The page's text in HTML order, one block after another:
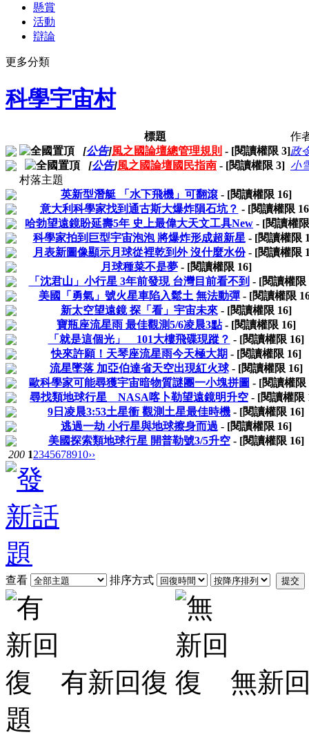
懸賞
活動
辯論
更多分類
科學宇宙村
標題
作
[公告]風之國論壇總管理規則 - [閱讀權限 3]政
[公告]風之國論壇國民指南 - [閱讀權限 3] 小
村落主題
英新型潛艇 「水下飛機」可翻滾- [閱讀權限 16]
意大利科學家找到通古斯大爆炸隕石坑？ - [閱讀權限 16
哈勃望遠鏡盼延壽5年 史上最偉大天文工具New - [閱讀權
科學家拍到巨型宇宙泡泡 將爆炸形成超新星 - [閱讀權限
月表新圖像顯示月球從裡乾到外 沒什麼水份- [閱讀權限
月球種菜不是夢- [閱讀權限 16]
「沈君山」小行星 3年前發現 台灣目前看不到 - [閱讀權限
美國「勇氣」號火星車陷入鬆土 無法動彈- [閱讀權限
新太空望遠鏡 探「看」宇宙未來- [閱讀權限 16]
寶瓶座流星雨 最佳觀測5/6凌晨3點- [閱讀權限 16]
「就是這個光」 101大樓飛碟現蹤？ - [閱讀權限 16]
快來許願！天琴座流星雨今天極大期 - [閱讀權限 16]
流星墜落 加亞伯達省天空出現紅火球- [閱讀權限 16]
歐科學家可能尋獲宇宙暗物質謎團一小塊拼圖 - [閱讀權限
尋找類地球行星 NASA喀卜勒望遠鏡明升空 - [閱讀權限
9日凌晨3:53土星衝 觀測土星最佳時機 - [閱讀權限 16]
逃過一劫 小行星與地球擦身而過 - [閱讀權限 16]
美國探索類地球行星 開普勒號3/5升空- [閱讀權限 16]
200 12345678910››
查看 排序方式 提交
有新回復
無新
題